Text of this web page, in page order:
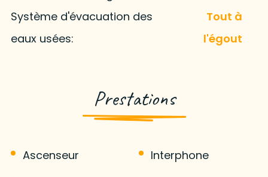
Système d'évacuation des
eaux usées:
Tout à
l'égout
Prestations
Ascenseur Interphone